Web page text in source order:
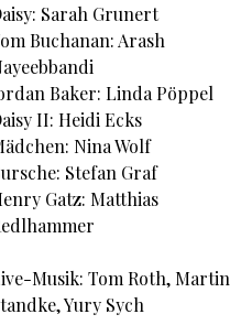
Sarah Grunert
Buchanan: Arash
Baker: Linda Pöppel
II: Heidi Ecks
Nina Wolf
Stefan Graf
Gatz: Matthias
Musik: Tom Roth, Martin
Yury Sych